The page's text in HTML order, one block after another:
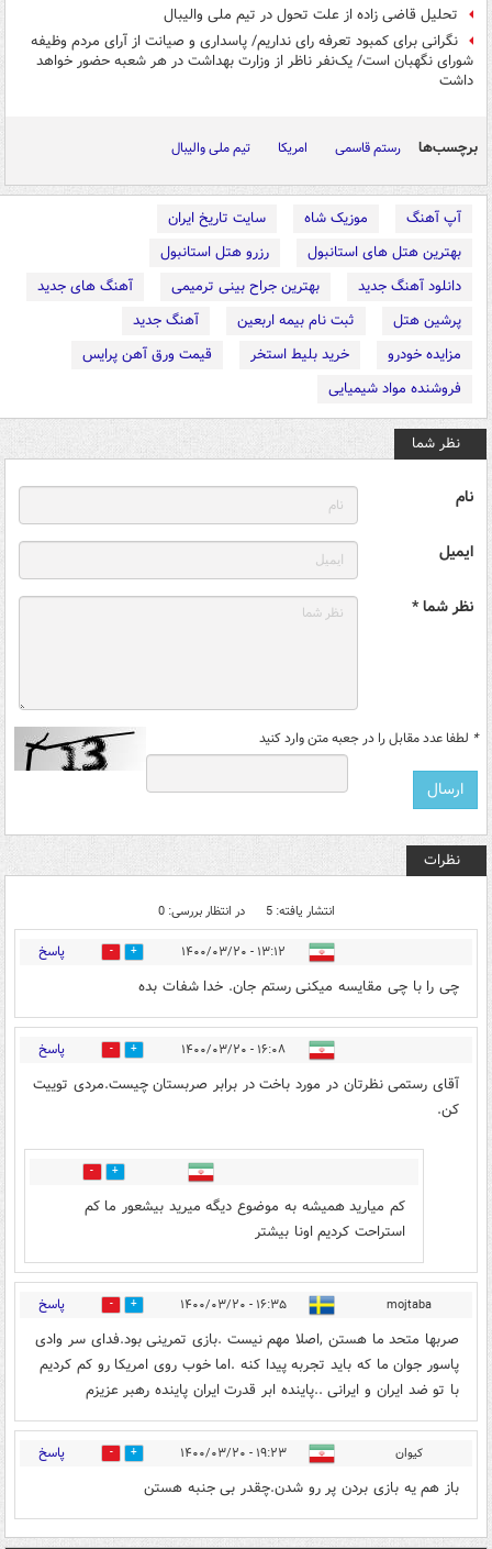
تحلیل قاضی زاده از علت تحول در تیم ملی والیبال
نگرانی برای کمبود تعرفه رای نداریم/ پاسداری و صیانت از آرای مردم وظیفه
شورای نگهبان است/ یک‌نفر ناظر از وزارت بهداشت در هر شعبه حضور خواهد
داشت
برچسب‌ها رستم قاسمی امریکا تیم ملی والیبال
آپ آهنگ موزیک شاه
سایت تاریخ ایران
بهترین هتل های استانبول
رزرو هتل استانبول
دانلود آهنگ جدید
بهترین جراح بینی ترمیمی
آهنگ های جدید
پرشین هتل
ثبت نام بیمه اربعین
آهنگ جدید
مزایده خودرو
خرید بلیط استخر
قیمت ورق آهن پرایس
فروشنده مواد شیمیایی
نظر شما
نام
ایمیل
نظر شما *
* لطفا عدد مقابل را در جعبه متن وارد کنید
نظرات
انتشار یافته: 5 در انتظار بررسی: 0
۱۳:۱۲ - ۱۴۰۰/۰۳/۲۰ 0 پاسخ
چی را با چی مقایسه میکنی رستم جان. خدا شفات بده
۱۶:۰۸ - ۱۴۰۰/۰۳/۲۰ 3 پاسخ
آقای رستمی نظرتان در مورد باخت در برابر صربستان چیست.مردی توییت
کن.
3
کم میارید همیشه به موضوع دیگه میرید بیشعور ما کم
استراحت کردیم اونا بیشتر
mojtaba ۱۶:۳۵ - ۱۴۰۰/۰۳/۲۰ 7 پاسخ
صربها متحد ما هستن ,اصلا مهم نیست .بازی تمرینی بود.فدای سر وادی
پاسور جوان ما که باید تجربه پیدا کنه .اما خوب روی امریکا رو کم کردیم
با تو ضد ایران و ایرانی ..پاینده ابر قدرت ایران پاینده رهبر عزیزم
کیوان ۱۹:۲۳ - ۱۴۰۰/۰۳/۲۰ 0 پاسخ
باز هم یه بازی بردن پر رو شدن.چقدر بی جنبه هستن